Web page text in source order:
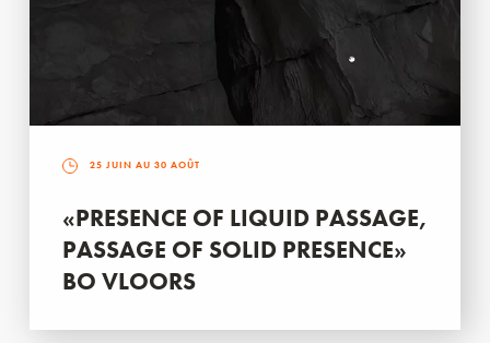
25 JUIN AU 30 AOÛT
«PRESENCE OF LIQUID PASSAGE,
PASSAGE OF SOLID PRESENCE»
BO VLOORS